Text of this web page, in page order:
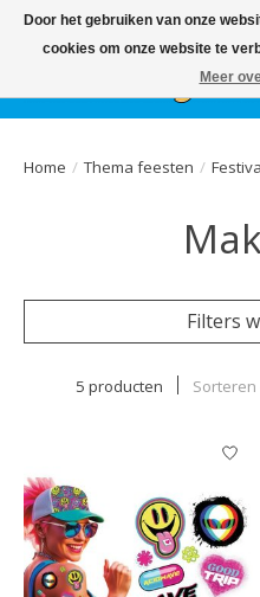
HetGEHELE jaar, grote
Ballonnen | Schmink |
Home / Thema feesten /
Filters
5 producten Sorteren
Door het gebruiken van onze
cookies om onze website te
Meer